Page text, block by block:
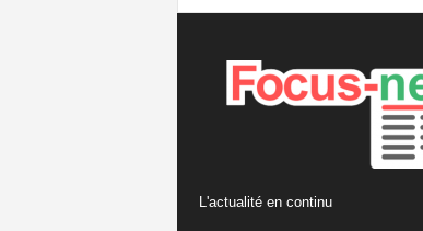
L'actualité en continu